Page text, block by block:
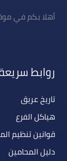
أهلا بكم في
روابط
تاريخ عريق
هياكل الفرع
قوانين تنظيم
دليل المحامين